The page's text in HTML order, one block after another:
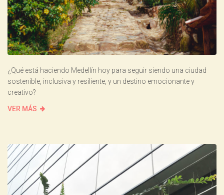
¿Qué está haciendo Medellín hoy para seguir siendo una ciudad
sostenible, inclusiva y resiliente, y un destino emocionante y
creativo?
VER MÁS